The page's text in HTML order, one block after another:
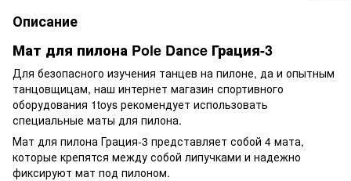
Описание
Мат для пилона Pole Dаnce Грация-3
Для безопасного изучения танцев на пилоне, да и опытным
танцовщицам, наш интернет магазин спортивного
оборудования 1toys рекомендует использовать
специальные маты для пилона.
Мат для пилона Грация-3 представляет собой 4 мата,
которые крепятся между собой липучками и надежно
фиксируют мат под пилоном.